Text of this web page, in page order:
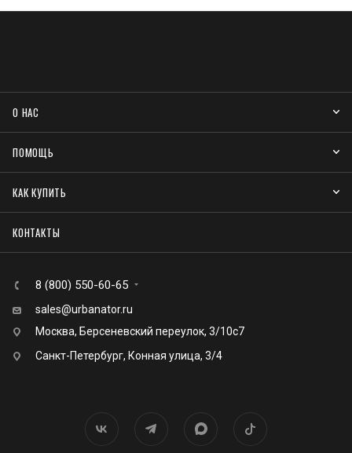
О НАС
ПОМОЩЬ
КАК КУПИТЬ
КОНТАКТЫ
8 (800) 550-60-65
sales@urbanator.ru
Москва, Берсеневский переулок, 3/10с7
Санкт-Петербург, Конная улица, 3/4